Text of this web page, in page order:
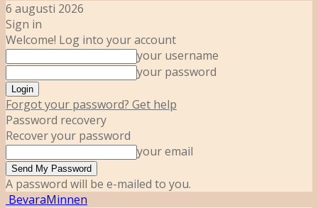
6 augusti 2026
Sign in
Welcome! Log into your account
your username
your password
Forgot your password? Get help
Password recovery
Recover your password
your email
A password will be e-mailed to you.
BevaraMinnen